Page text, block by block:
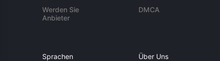
Werden Sie
Anbieter
DMCA
Sprachen Über Uns